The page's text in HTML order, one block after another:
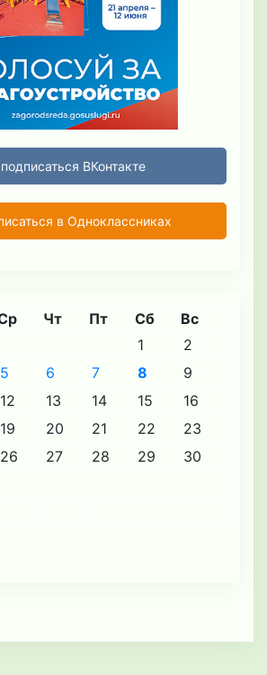
ВКонтакте
в Одноклассниках
Чт Пт Сб Вс
1
2
5 6 7 8
9
12 13 14 15
16
19 20 21 22
23
26 27 28 29
30